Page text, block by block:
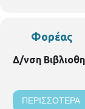
Φορέας
Δ/νση
ΠΕΡΙΣΣΌΤΕΡΑ